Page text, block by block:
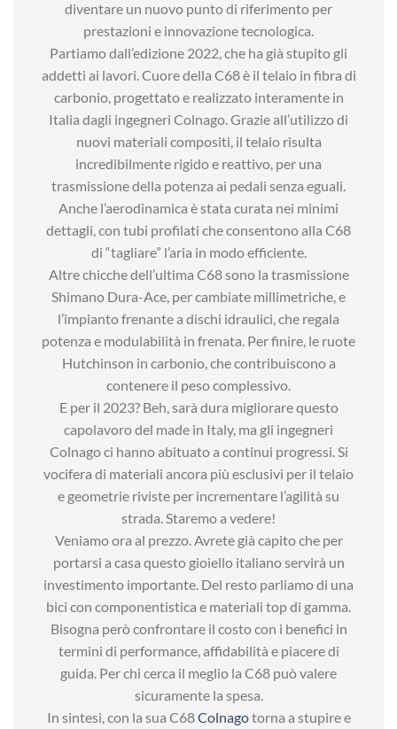
diventare un nuovo punto di riferimento per
prestazioni e innovazione tecnologica.
Partiamo dall’edizione 2022, che ha già stupito gli
addetti ai lavori. Cuore della C68 è il telaio in fibra di
carbonio, progettato e realizzato interamente in
Italia dagli ingegneri Colnago. Grazie all’utilizzo di
nuovi materiali compositi, il telaio risulta
incredibilmente rigido e reattivo, per una
trasmissione della potenza ai pedali senza eguali.
Anche l’aerodinamica è stata curata nei minimi
dettagli, con tubi profilati che consentono alla C68
di “tagliare” l’aria in modo efficiente.
Altre chicche dell’ultima C68 sono la trasmissione
Shimano Dura-Ace, per cambiate millimetriche, e
l’impianto frenante a dischi idraulici, che regala
potenza e modulabilità in frenata. Per finire, le ruote
Hutchinson in carbonio, che contribuiscono a
contenere il peso complessivo.
E per il 2023? Beh, sarà dura migliorare questo
capolavoro del made in Italy, ma gli ingegneri
Colnago ci hanno abituato a continui progressi. Si
vocifera di materiali ancora più esclusivi per il telaio
e geometrie riviste per incrementare l’agilità su
strada. Staremo a vedere!
Veniamo ora al prezzo. Avrete già capito che per
portarsi a casa questo gioiello italiano servirà un
investimento importante. Del resto parliamo di una
bici con componentistica e materiali top di gamma.
Bisogna però confrontare il costo con i benefici in
termini di performance, affidabilità e piacere di
guida. Per chi cerca il meglio la C68 può valere
sicuramente la spesa.
In sintesi, con la sua C68Colnagotorna a stupire e